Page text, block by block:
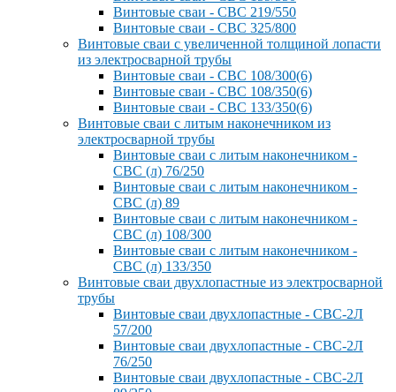
Винтовые сваи - СВС 219/550
Винтовые сваи - СВС 325/800
Винтовые сваи с увеличенной толщиной лопасти
из электросварной трубы
Винтовые сваи - СВС 108/300(6)
Винтовые сваи - СВС 108/350(6)
Винтовые сваи - СВС 133/350(6)
Винтовые сваи с литым наконечником из
электросварной трубы
Винтовые сваи с литым наконечником -
СВС (л) 76/250
Винтовые сваи с литым наконечником -
СВС (л) 89
Винтовые сваи с литым наконечником -
СВС (л) 108/300
Винтовые сваи с литым наконечником -
СВС (л) 133/350
Винтовые сваи двухлопастные из электросварной
трубы
Винтовые сваи двухлопастные - СВС-2Л
57/200
Винтовые сваи двухлопастные - СВС-2Л
76/250
Винтовые сваи двухлопастные - СВС-2Л